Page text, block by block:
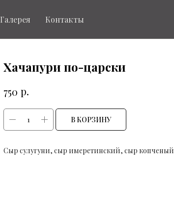
Галерея Контакты
Хачапури по-царски
750 р.
В КОРЗИНУ
Сыр сулугуни, сыр имеретинский, сыр копченый